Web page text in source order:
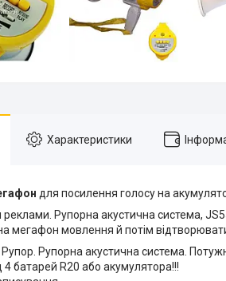
Характеристики
для посилення голосу на
реклами. Рупорна акустична система,
мегафон мовлення й потім
. Рупор. Рупорна акустична система.
4 батарей R20 або акумулятора!!!